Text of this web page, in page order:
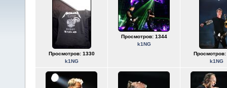
Просмотров: 1330
k1NG
Просмотров: 1344
k1NG
Просмотров:
k1NG